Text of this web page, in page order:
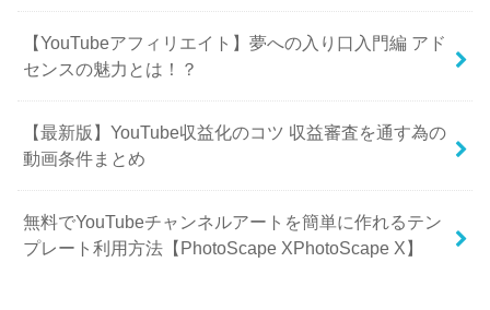
【YouTubeアフィリエイト】夢への入り口入門編 アド
センスの魅力とは！？
【最新版】YouTube収益化のコツ 収益審査を通す為の
動画条件まとめ
無料でYouTubeチャンネルアートを簡単に作れるテン
プレート利用方法【PhotoScape XPhotoScape X】